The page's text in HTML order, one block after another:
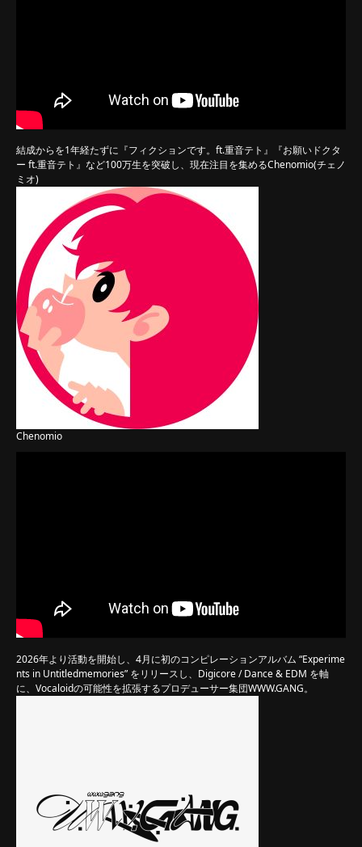
結成からを1年経たずに『フィクションです。ft.重音テト』『お願いドクタ
ー ft.重音テト』など100万生を突破し、現在注目を集めるChenomio(チェノ
ミオ)
Chenomio
2026年より活動を開始し、4月に初のコンピレーションアルバム “Experime
nts in Untitledmemories” をリリースし、Digicore / Dance & EDM を軸
に、Vocaloidの可能性を拡張するプロデューサー集団WWW.GANG。